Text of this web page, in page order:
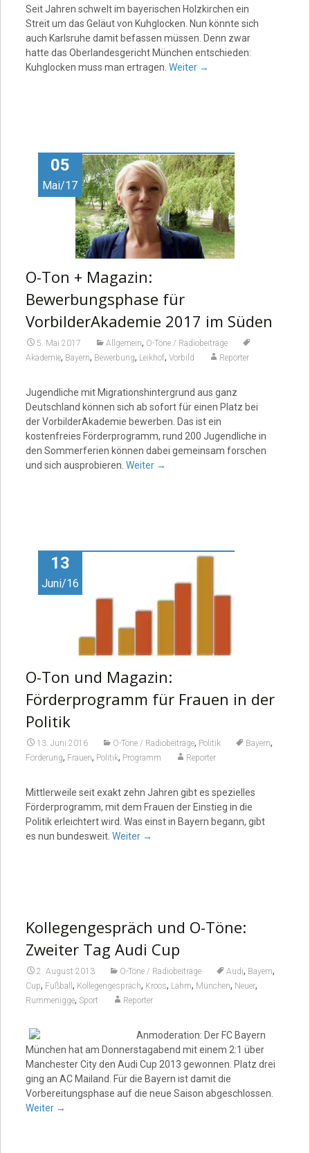
Seit Jahren schwelt im bayerischen Holzkirchen ein
Streit um das Geläut von Kuhglocken. Nun könnte sich
auch Karlsruhe damit befassen müssen. Denn zwar
hatte das Oberlandesgericht München entschieden:
Kuhglocken muss man ertragen. Weiter →
05
Mai/17
O-Ton + Magazin:
Bewerbungsphase für
VorbilderAkademie 2017 im Süden
5. Mai 2017 Allgemein, O-Töne / Radiobeiträge
Akademie, Bayern, Bewerbung, Leikhof, Vorbild Reporter
Jugendliche mit Migrationshintergrund aus ganz
Deutschland können sich ab sofort für einen Platz bei
der VorbilderAkademie bewerben. Das ist ein
kostenfreies Förderprogramm, rund 200 Jugendliche in
den Sommerferien können dabei gemeinsam forschen
und sich ausprobieren. Weiter →
13
Juni/16
O-Ton und Magazin:
Förderprogramm für Frauen in der
Politik
13. Juni 2016 O-Töne / Radiobeiträge, Politik Bayern,
Förderung, Frauen, Politik, Programm Reporter
Mittlerweile seit exakt zehn Jahren gibt es spezielles
Förderprogramm, mit dem Frauen der Einstieg in die
Politik erleichtert wird. Was einst in Bayern begann, gibt
es nun bundesweit. Weiter →
Kollegengespräch und O-Töne:
Zweiter Tag Audi Cup
2. August 2013 O-Töne / Radiobeiträge Audi, Bayern,
Cup, Fußball , Kollegengespräch, Kroos, Lahm, München, Neuer,
Rummenigge, Sport Reporter
Anmoderation: Der FC Bayern
München hat am Donnerstagabend mit einem 2:1 über
Manchester City den Audi Cup 2013 gewonnen. Platz drei
ging an AC Mailand. Für die Bayern ist damit die
Vorbereitungsphase auf die neue Saison abgeschlossen.
Weiter →